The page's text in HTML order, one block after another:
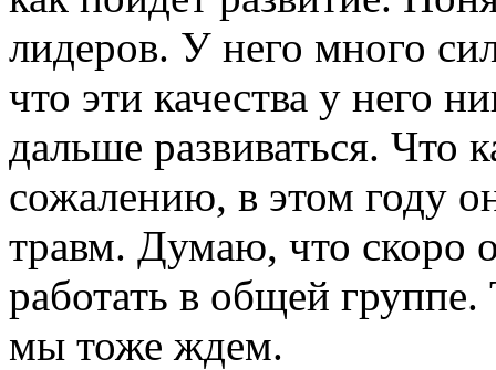
лидеров. У него много
что эти качества у него
дальше развиваться. Что
сожалению, в этом году
травм. Думаю, что скоро
работать в общей
мы тоже ждем.